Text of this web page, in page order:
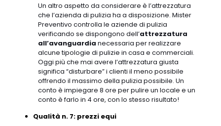
Un altro aspetto da considerare è l’attrezzatura
che l’azienda di pulizia ha a disposizione. Mister
Preventivo controlla le aziende di pulizia
verificando se dispongono dell’attrezzatura
all’avanguardia necessaria per realizzare
alcune tipologie di pulizie in casa e commerciali.
Oggi più che mai avere l’attrezzatura giusta
significa “disturbare” i clienti il meno possibile
offrendo il massimo della pulizia possibile. Un
conto è impiegare 8 ore per pulire un locale e un
conto è farlo in 4 ore, con lo stesso risultato!
Qualità n. 7: prezzi equi